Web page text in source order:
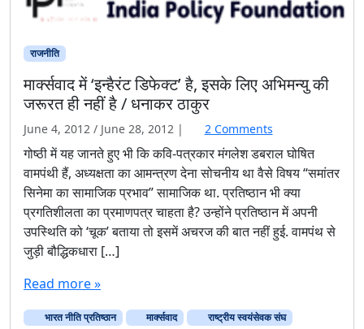
राजनीति
मार्क्सवाद में ‘इन्हैरंट डिफेक्ट’ है, इसके लिए अभिमन्यु की
जरूरत ही नहीं है / धनाकर ठाकुर
June 4, 2012 / June 28, 2012 | 2 Commentso
मा
र्क्स
वा
द
में
ट
गोष्ठी में यह जानते हुए भी कि कवि-पत्रकार मंगलेश डबराल घोषित
वामपंथी हैं, अध्यक्षता का आमन्त्रण देना सोचनीय था वैसे विषय “समांतर
सिनेमा का सामाजिक प्रभाव” सामाजिक था. प्रतिष्ठान भी क्या
प्रगतिशीलता का प्रमाणपत्र चाहता है? उन्होंने प्रतिष्ठान में अपनी
उपस्थिति को ‘चूक’ बताया तो इसमें अचरज की बात नहीं हुई. वामपंथ से
जुड़ी बौद्धिकधारा […]
Read more »
भारत नीति प्रतिष्ठान मार्क्सवाद
राष्ट्रीय स्वयंसेवक संघ